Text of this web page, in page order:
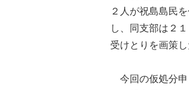
２人が祝島島民
し、同支部は２
受けとりを画策
今回の仮処分申